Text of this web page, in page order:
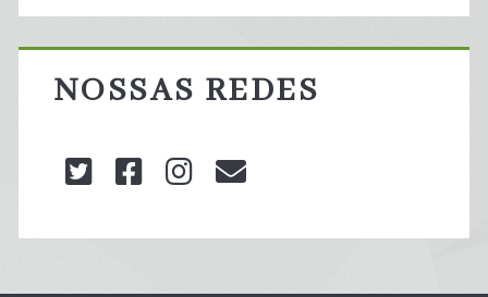
NOSSAS REDES
twitterfacebookinstagram